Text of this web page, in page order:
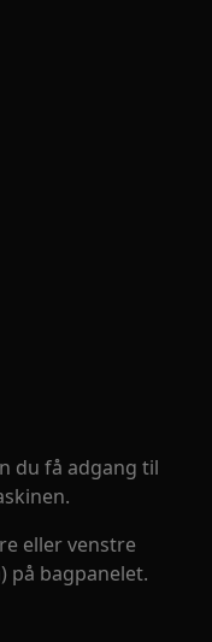
du få adgang til
eller venstre
på bagpanelet.